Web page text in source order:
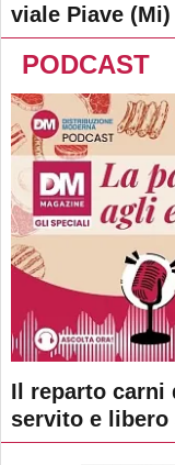
viale Piave (Mi)
PODCAST
Il reparto carni
servito e libero